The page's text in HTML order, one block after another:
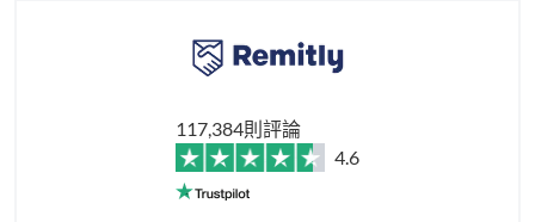
117,384則評論
4.6